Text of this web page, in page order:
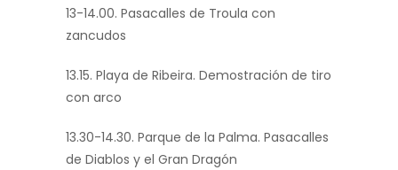
13-14.00. Pasacalles de Troula con
zancudos
13.15. Playa de Ribeira. Demostración de tiro
con arco
13.30-14.30. Parque de la Palma. Pasacalles
de Diablos y el Gran Dragón